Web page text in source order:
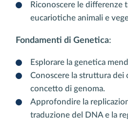
Riconoscere le differenze
eucariotiche animali e
Fondamenti di Genetica:
Esplorare la genetica
Conoscere la struttura dei
concetto di genoma.
Approfondire la
traduzione del DNA e la